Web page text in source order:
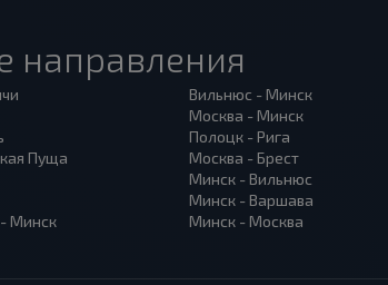
направления
Пуща
Минск
Вильнюс - Минск
Москва - Минск
Полоцк - Рига
Москва - Брест
Минск - Вильнюс
Минск - Варшава
Минск - Москва